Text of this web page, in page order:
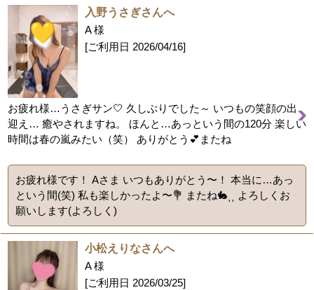
入野うさぎさんへ
A 様
[ご利用日 2026/04/16]
お疲れ様…うさぎサン🤍 久しぶりでした～ いつもの笑顔の出
迎え… 癒やされますね。 ほんと…あっという間の120分 楽しい
時間は春の嵐みたい（笑） ありがとう💕またね
お疲れ様です！ Aさま いつもありがとう〜！ 本当に…あっ
という間(笑) 私も楽しかったよ〜💐 またね🐇⸒⸒ よろしくお
願いします(よろしく)
小松えりなさんへ
A 様
[ご利用日 2026/03/25]